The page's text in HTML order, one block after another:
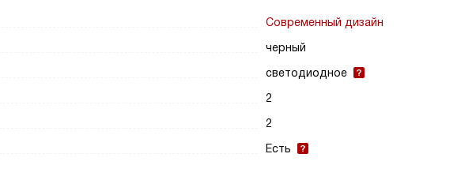
Современный дизайн
черный
светодиодное
2
2
Есть